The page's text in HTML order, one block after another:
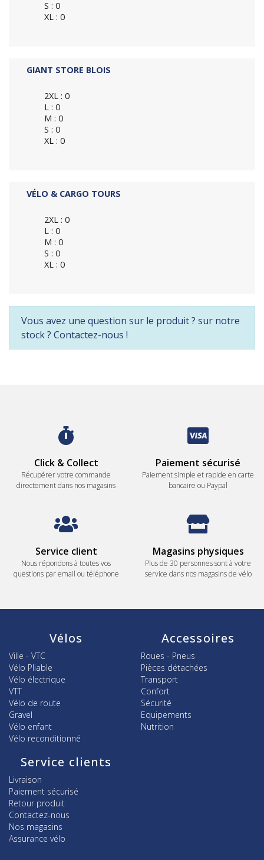
S : 0
XL : 0
GIANT STORE BLOIS
2XL : 0
L : 0
M : 0
S : 0
XL : 0
VÉLO & CARGO TOURS
2XL : 0
L : 0
M : 0
S : 0
XL : 0
Vous avez une question sur le produit ? sur notre
stock ? Contactez-nous !
Click & Collect
Récupérer votre commande
directement dans nos magasins
Paiement sécurisé
Paiement simple et rapide en carte
bancaire ou Paypal
Service client
Nous répondons à toutes vos
questions par email ou téléphone
Magasins physiques
Plus de 30 personnes sont à votre
service dans nos magasins de vélo
Vélos
Ville - VTC
Vélo Pliable
Vélo électrique
VTT
Vélo de route
Gravel
Vélo enfant
Vélo reconditionné
Accessoires
Roues - Pneus
Pièces détachées
Transport
Confort
Sécurité
Equipements
Nutrition
Service clients
Livraison
Paiement sécurisé
Retour produit
Contactez-nous
Nos magasins
Assurance vélo